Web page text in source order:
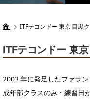
ITFテコンドー 東京 目黒
ITFテコンドー 東
2003 年に発足したファラ
成年部クラスのみ・練習日